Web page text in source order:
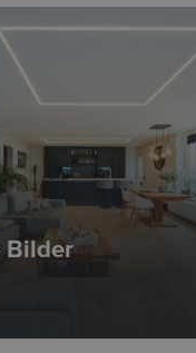
Bilder